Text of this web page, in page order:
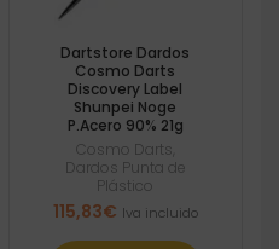
Dartstore Dardos
Cosmo Darts
Discovery Label
Shunpei Noge
P.Acero 90% 21g
Cosmo Darts
Dardos Punta de
Plástico
115,83€ Iva incluido